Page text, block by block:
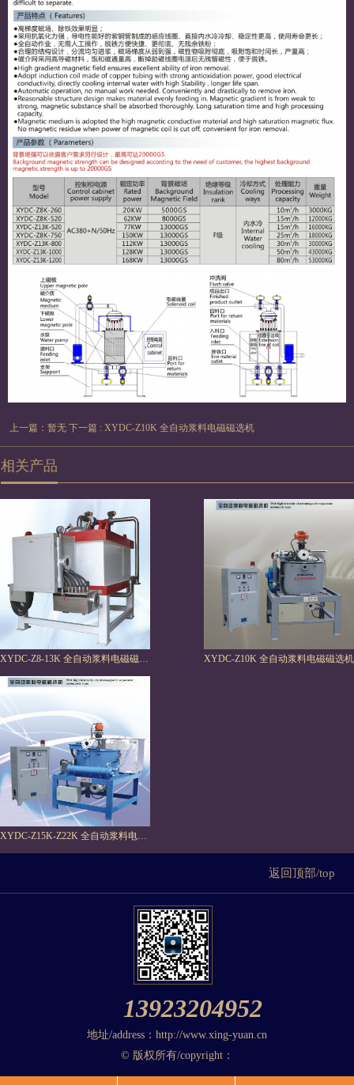
上一篇：暂无 下一篇 : XYDC-Z10K 全自动浆料电磁磁选机
相关产品
XYDC-Z10K 全自动浆料电磁磁选机
XYDC-Z15K-Z22K 全自动浆料电磁磁选机
返回顶部/top
13923204952
地址/address：http://www.xing-yuan.cn
© 版权所有/copyright：